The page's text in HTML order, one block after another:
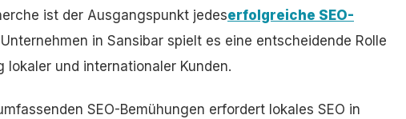
ist der Ausgangspunkt jedeserfolgreiche SEO-
in Sansibar spielt es eine entscheidende Rolle
lokaler und internationaler Kunden.
SEO-Bemühungen erfordert lokales SEO in